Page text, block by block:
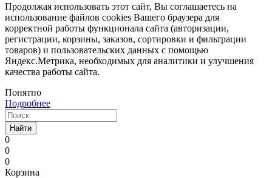
Продолжая использовать этот сайт, Вы соглашаетесь на
использование файлов cookies Вашего браузера для
корректной работы функционала сайта (авторизации,
регистрации, корзины, заказов, сортировки и фильтрации
товаров) и пользовательских данных с помощью
Яндекс.Метрика, необходимых для аналитики и улучшения
качества работы сайта.
Понятно
Подробнее
Найти
0
0
0
Корзина